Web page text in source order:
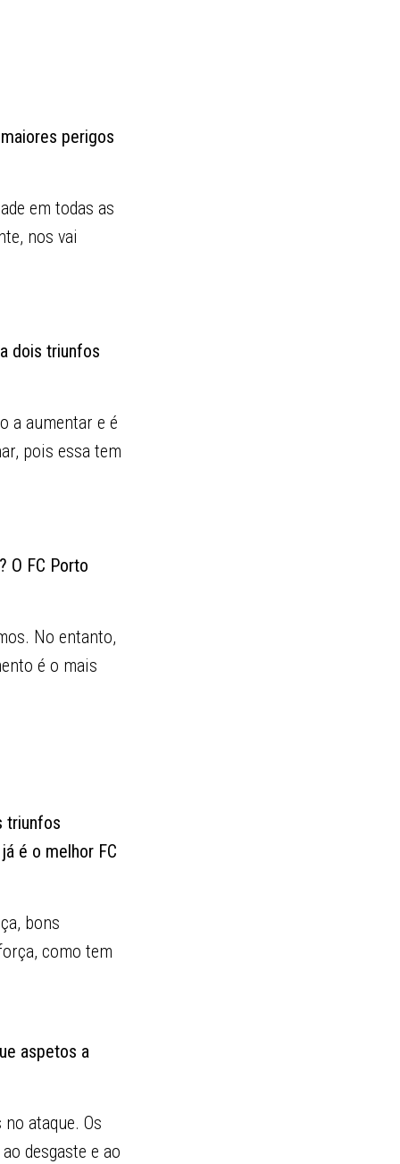
perigos
em todas as
nos vai
dois triunfos
a aumentar e é
pois essa tem
O FC Porto
No entanto,
é o mais
triunfos
é o melhor FC
bons
como tem
aspetos a
ataque. Os
desgaste e ao